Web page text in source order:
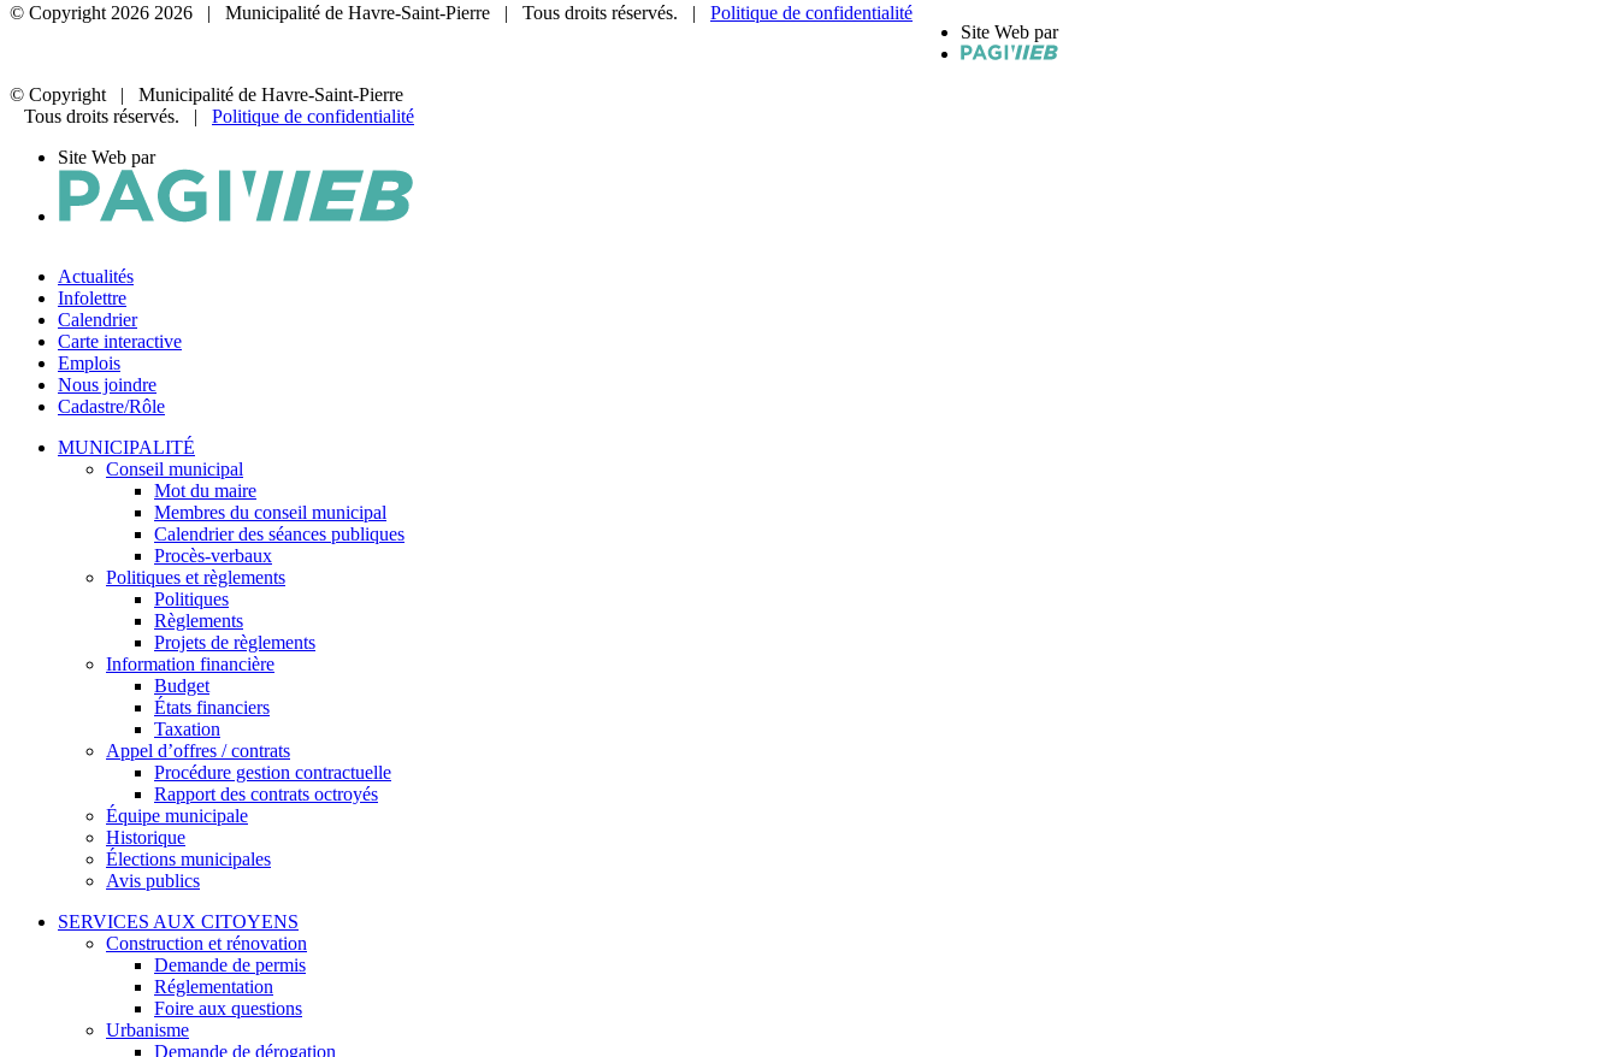
© Copyright 2026 2026 | Municipalité de Havre-Saint-Pierre | Tous droits réservés. | Politique de confidentialité
Site Web par
© Copyright
| Municipalité de Havre-Saint-Pierre
Tous droits réservés. | Politique de confidentialité
Site Web par
Actualités
Infolettre
Calendrier
Carte interactive
Emplois
Nous joindre
Cadastre/Rôle
MUNICIPALITÉ
Conseil municipal
Mot du maire
Membres du conseil municipal
Calendrier des séances publiques
Procès-verbaux
Politiques et règlements
Politiques
Règlements
Projets de règlements
Information financière
Budget
États financiers
Taxation
Appel d’offres / contrats
Procédure gestion contractuelle
Rapport des contrats octroyés
Équipe municipale
Historique
Élections municipales
Avis publics
SERVICES AUX CITOYENS
Construction et rénovation
Demande de permis
Réglementation
Foire aux questions
Urbanisme
Demande de dérogation